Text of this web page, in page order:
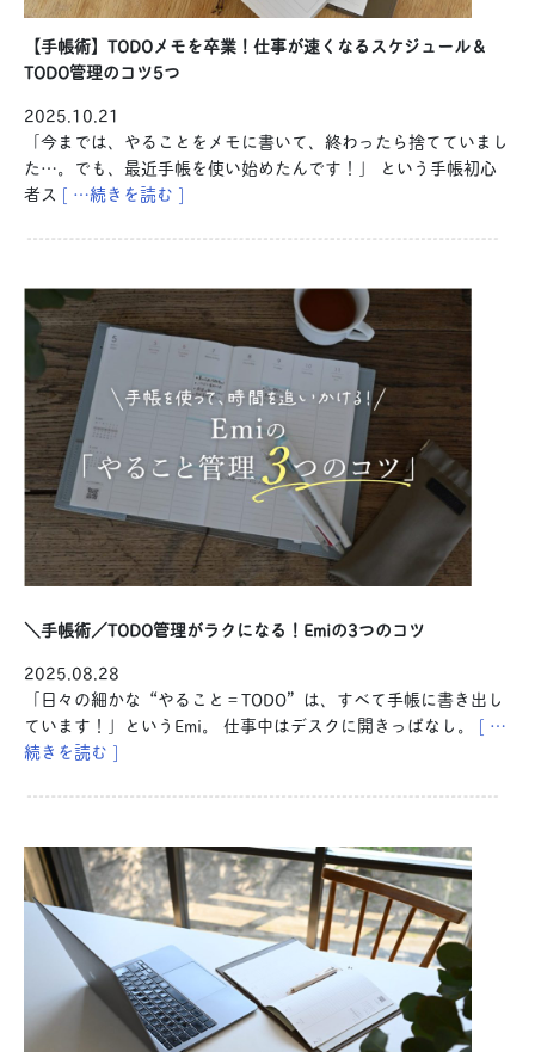
【手帳術】TODOメモを卒業！仕事が速くなるスケジュール＆
TODO管理のコツ5つ
2025.10.21
「今までは、やることをメモに書いて、終わったら捨てていまし
た…。でも、最近手帳を使い始めたんです！」 という手帳初心
者ス [ …続きを読む ]
＼手帳術／TODO管理がラクになる！Emiの3つのコツ
2025.08.28
「日々の細かな“やること＝TODO”は、すべて手帳に書き出し
ています！」というEmi。 仕事中はデスクに開きっぱなし。 [ …
続きを読む ]